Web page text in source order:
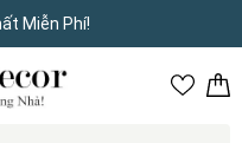
Miễn Phí!